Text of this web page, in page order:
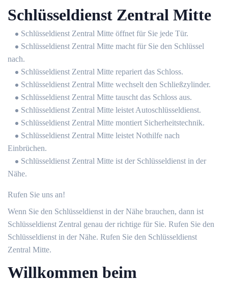
Schlüsseldienst Zentral Mitte
Schlüsseldienst Zentral Mitte öffnet für Sie jede Tür.
Schlüsseldienst Zentral Mitte macht für Sie den Schlüssel
nach.
Schlüsseldienst Zentral Mitte repariert das Schloss.
Schlüsseldienst Zentral Mitte wechselt den Schließzylinder.
Schlüsseldienst Zentral Mitte tauscht das Schloss aus.
Schlüsseldienst Zentral Mitte leistet Autoschlüsseldienst.
Schlüsseldienst Zentral Mitte montiert Sicherheitstechnik.
Schlüsseldienst Zentral Mitte leistet Nothilfe nach
Einbrüchen.
Schlüsseldienst Zentral Mitte ist der Schlüsseldienst in der
Nähe.
Rufen Sie uns an!
Wenn Sie den Schlüsseldienst in der Nähe brauchen, dann ist
Schlüsseldienst Zentral genau der richtige für Sie. Rufen Sie den
Schlüsseldienst in der Nähe. Rufen Sie den Schlüsseldienst
Zentral Mitte.
Willkommen beim